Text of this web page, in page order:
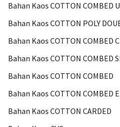
Bahan Kaos COTTON COMBED
Bahan Kaos COTTON POLY
Bahan Kaos COTTON COMBED
Bahan Kaos COTTON COMBED
Bahan Kaos COTTON COMBED
Bahan Kaos COTTON COMBED
Bahan Kaos COTTON CARDED